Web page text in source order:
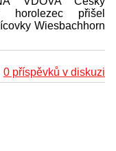
horolezec přišel
Wiesbachhorn
0 příspěvků v diskuzi